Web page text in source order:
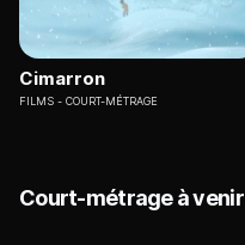
Cimarron
FILMS COURT-MÉTRAGE
Court-métrage à venir